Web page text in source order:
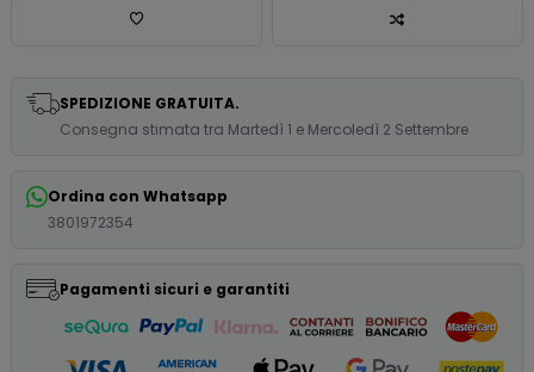
SPEDIZIONE GRATUITA.
Consegna stimata tra Martedì 1 e Mercoledì 2 Settembre
Ordina con Whatsapp
3801972354
Pagamenti sicuri e garantiti